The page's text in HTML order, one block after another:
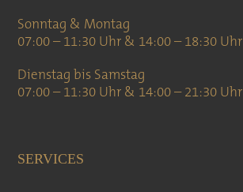
Sonntag & Montag
07:00 – 11:30 Uhr & 14:00 – 18:30 Uhr
Dienstag bis Samstag
07:00 – 11:30 Uhr & 14:00 – 21:30 Uhr
SERVICES